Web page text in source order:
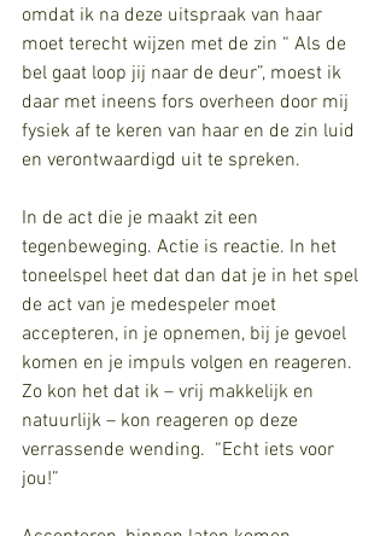
omdat ik na deze uitspraak van haar
moet terecht wijzen met de zin “ Als de
bel gaat loop jij naar de deur”, moest ik
daar met ineens fors overheen door mij
fysiek af te keren van haar en de zin luid
en verontwaardigd uit te spreken.
In de act die je maakt zit een
tegenbeweging. Actie is reactie. In het
toneelspel heet dat dan dat je in het spel
de act van je medespeler moet
accepteren, in je opnemen, bij je gevoel
komen en je impuls volgen en reageren.
Zo kon het dat ik – vrij makkelijk en
natuurlijk – kon reageren op deze
verrassende wending.  “Echt iets voor
jou!”